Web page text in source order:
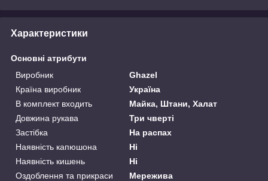
Характеристики
Основні атрибути
Виробник
Ghazel
Країна виробник
Україна
В комплект входить
Майка, Штани, Халат
Довжина рукава
Три чверті
Застібка
На распах
Наявність капюшона
Ні
Наявність кишень
Ні
Оздоблення та прикраси
Мережива